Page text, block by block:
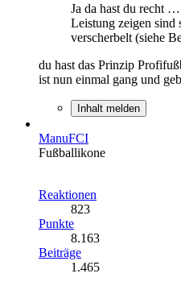
Ja da hast du recht
Leistung zeigen sind
verscherbelt (siehe
du hast das Prinzip
ist nun einmal gang und
Inhalt melden
ManuFCI
Fußballikone
Reaktionen
823
Punkte
8.163
Beiträge
1.465